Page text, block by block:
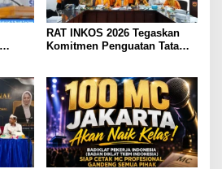
RAT INKOS 2026 Tegaskan
Komitmen Penguatan Tata
Ketua Umum Periode Th 2026
– 2031